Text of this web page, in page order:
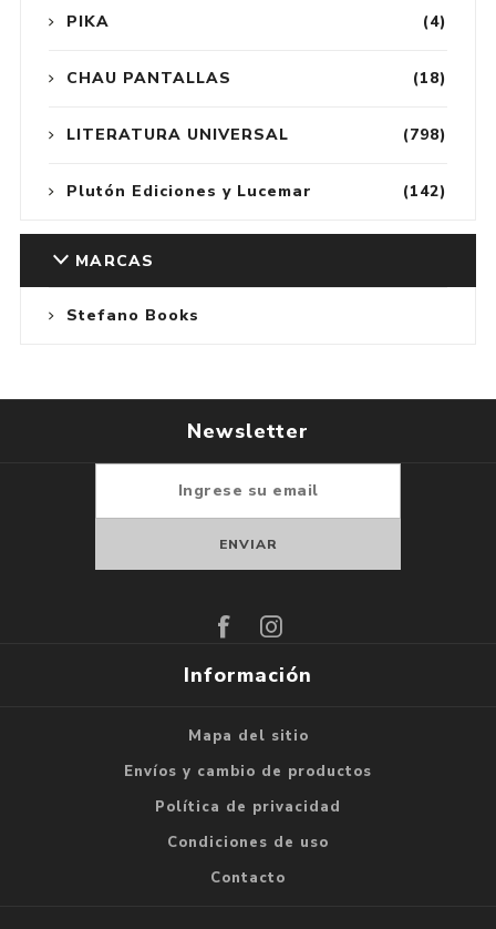
(4)
PIKA
(18)
CHAU PANTALLAS
(798)
LITERATURA UNIVERSAL
(142)
Plutón Ediciones y Lucemar
MARCAS
Stefano Books
Newsletter
Información
Mapa del sitio
Envíos y cambio de productos
Política de privacidad
Condiciones de uso
Contacto